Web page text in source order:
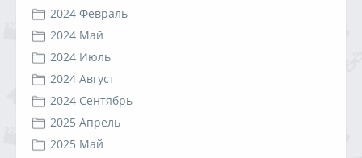
2024 Февраль
2024 Май
2024 Июль
2024 Август
2024 Сентябрь
2025 Апрель
2025 Май